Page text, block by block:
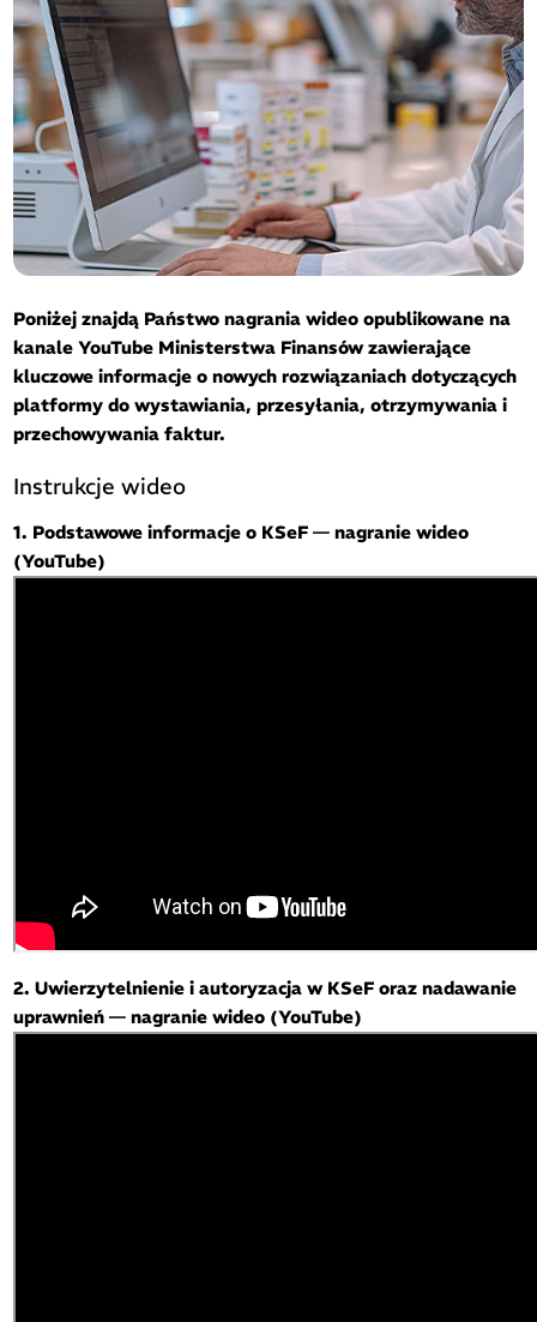
Poniżej znajdą Państwo nagrania wideo opublikowane na
kanale YouTube Ministerstwa Finansów zawierające
kluczowe informacje o nowych rozwiązaniach dotyczących
platformy do wystawiania, przesyłania, otrzymywania i
przechowywania faktur.
Instrukcje wideo
1. Podstawowe informacje o KSeF — nagranie wideo
(YouTube)
2. Uwierzytelnienie i autoryzacja w KSeF oraz nadawanie
uprawnień — nagranie wideo (YouTube)